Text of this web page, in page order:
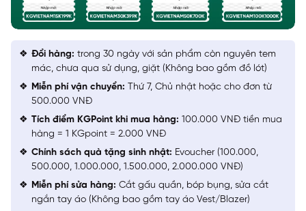
Đổi hàng: trong 30 ngày với sản phẩm còn nguyên tem
mác, chưa qua sử dụng, giặt (Không bao gồm đồ lót)
Miễn phí vận chuyển: Thứ 7, Chủ nhật hoặc cho đơn từ
500.000 VNĐ
Tích điểm KGPoint khi mua hàng: 100.000 VNĐ tiền mua
hàng = 1 KGpoint = 2.000 VNĐ
Chính sách quà tặng sinh nhật: Evoucher (100.000,
500.000, 1.000.000, 1.500.000, 2.000.000 VNĐ)
Miễn phí sửa hàng: Cắt gấu quần, bóp bụng, sửa cắt
ngắn tay áo (Không bao gồm tay áo Vest/Blazer)